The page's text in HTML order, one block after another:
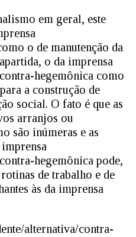
em geral, este
o de manutenção da
o da imprensa
hegemônica como
a construção de
social. O fato é que as
arranjos ou
são inúmeras e as
hegemônica pode,
de trabalho e de
às da imprensa
alternativa/contra-